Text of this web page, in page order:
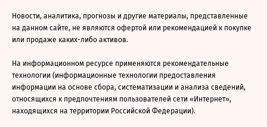
Новости, аналитика, прогнозы и другие материалы, представленные
на данном сайте, не являются офертой или рекомендацией к покупке
или продаже каких-либо активов.
На информационном ресурсе применяются рекомендательные
технологии (информационные технологии предоставления
информации на основе сбора, систематизации и анализа сведений,
относящихся к предпочтениям пользователей сети «Интернет»,
находящихся на территории Российской Федерации).